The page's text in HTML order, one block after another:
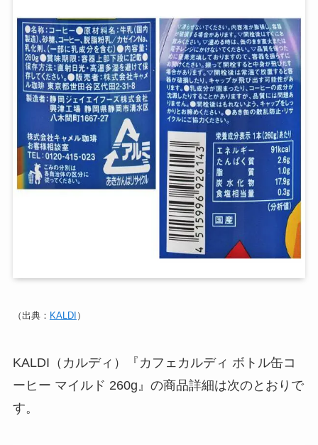
（出典： KALDI ）
KALDI（カルディ）『カフェカルディ ボトル缶コ
ーヒー マイルド 260g』の商品詳細は次のとおりで
す。